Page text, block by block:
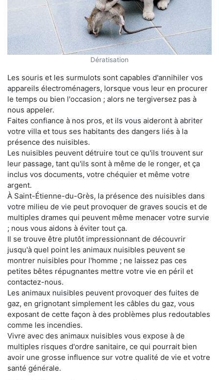
Dératisation
Les souris et les surmulots sont capables d'annihiler vos
appareils électroménagers, lorsque vous leur en procurer
le temps ou bien l'occasion ; alors ne tergiversez pas à
nous appeler.
Faites confiance à nos pros, et ils vous aideront à abriter
votre villa et tous ses habitants des dangers liés à la
présence des nuisibles.
Les nuisibles peuvent détruire tout ce qu'ils trouvent sur
leur passage, tant qu'ils sont à même de le ronger, et ça
inclus vos documents, votre chéquier et même votre
argent.
À Saint-Étienne-du-Grès, la présence des nuisibles dans
votre milieu de vie peut provoquer de graves soucis et de
multiples drames qui peuvent même menacer votre survie
; nous vous aidons à éviter tout ça.
Il se trouve être plutôt impressionnant de découvrir
jusqu'à quel point les animaux nuisibles peuvent se
montrer nuisibles pour l'homme ; ne laissez pas ces
petites bêtes répugnantes mettre votre vie en péril et
contactez-nous.
Les animaux nuisibles peuvent provoquer des fuites de
gaz, en grignotant simplement les câbles du gaz, vous
exposant de cette façon à des problèmes plus redoutables
comme les incendies.
Vivre avec des animaux nuisibles vous expose à de
multiples risques d'ordre sanitaire, ce qui pourrait bien
avoir une grosse influence sur votre qualité de vie et votre
santé générale.